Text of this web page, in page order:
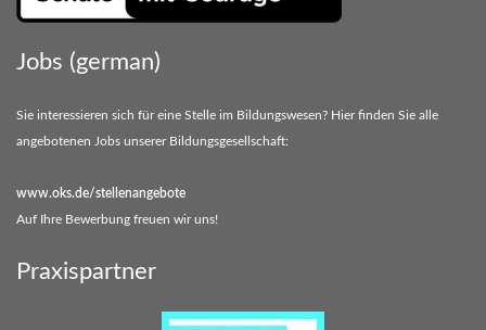
Jobs (german)
Sie interessieren sich für eine Stelle im Bildungswesen? Hier finden Sie alle
angebotenen Jobs unserer Bildungsgesellschaft:
www.oks.de/stellenangebote
Auf Ihre Bewerbung freuen wir uns!
Praxispartner